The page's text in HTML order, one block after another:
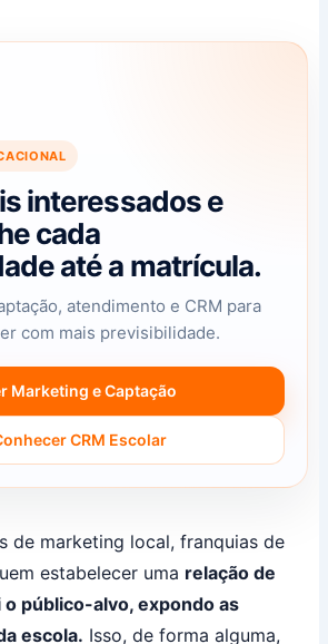
interessados e
cada
até a matrícula.
atendimento e CRM para
com mais previsibilidade.
Marketing e Captação
CRM Escolar
de marketing local, franquias de
estabelecer uma relação de
público-alvo, expondo as
escola. Isso, de forma alguma,